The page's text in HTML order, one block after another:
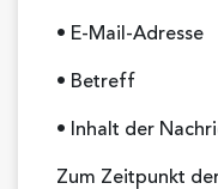
• E-Mail-Adresse
• Betreff
• Inhalt der
Zum Zeitpunkt